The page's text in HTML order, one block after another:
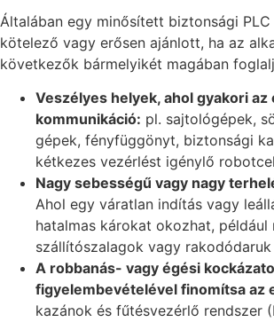
Általában egy minősített biztonsági PLC
kötelező vagy erősen ajánlott, ha az
következők bármelyikét magában
Veszélyes helyek, ahol gyakori az
kommunikáció: pl. sajtológépek,
gépek, fényfüggönyt, biztonsági
kétkezes vezérlést igénylő
Nagy sebességű vagy nagy
Ahol egy váratlan indítás vagy
hatalmas károkat okozhat, például
szállítószalagok vagy rakodódaruk
A robbanás- vagy égési
figyelembevételével finomítsa az
kazánok és fűtésvezérlő rendszer